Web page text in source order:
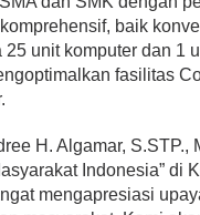
baik
unit komputer dan 1
fasilitas
H. Algamar, S.STP.,
Indonesia” di
mengapresiasi